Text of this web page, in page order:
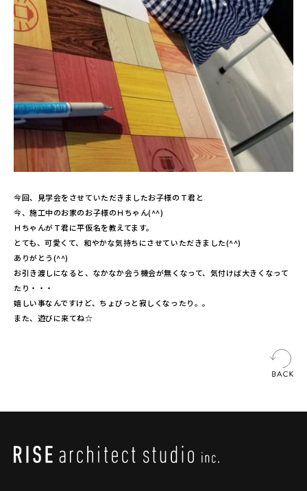
今回、見学会をさせていただきましたお子様のＴ君と
今、施工中のお家のお子様のＨちゃん(^^)
ＨちゃんがＴ君に平仮名を教えてます。
とても、可愛くて、和やかな気持ちにさせていただきました(^^)
ありがとう(^^)
お引き渡しになると、なかなか会う機会が無くなって、気付けば大きくなって
たり・・・
嬉しい事なんですけど、ちょびっと寂しくなったり。。
また、遊びに来てね☆